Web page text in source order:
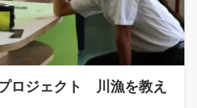
ロジェクト 川漁を教え